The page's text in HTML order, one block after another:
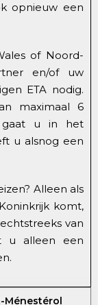
opnieuw een
of Noord-
en/of uw
ETA nodig.
maximaal 6
gaat u in het
u alsnog een
Alleen als
komt,
van
u alleen een
Ménestérol